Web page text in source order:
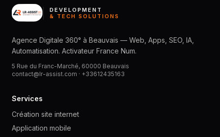
DEVELOPMENT
& TECH SOLUTIONS
Agence Digitale 360° à Beauvais — Web, Apps, SEO, IA,
Automatisation. Activateur France Num.
5 Rue du Franc-Marché, 60000 Beauvais
contact@lr-assist.com · +33612435163
Services
Création site internet
Application mobile